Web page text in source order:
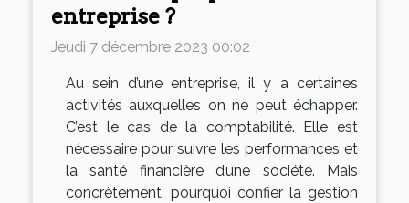
entreprise ?
Jeudi 7 décembre 2023 00:02
Au sein d’une entreprise, il y a certaines
activités auxquelles on ne peut échapper.
C’est le cas de la comptabilité. Elle est
nécessaire pour suivre les performances et
la santé financière d’une société. Mais
concrètement, pourquoi confier la gestion